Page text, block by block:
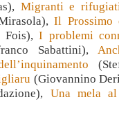
Migranti e
Il Prossimo
Fois),I problemi
Sabattini),
(Giovannino
Una mela